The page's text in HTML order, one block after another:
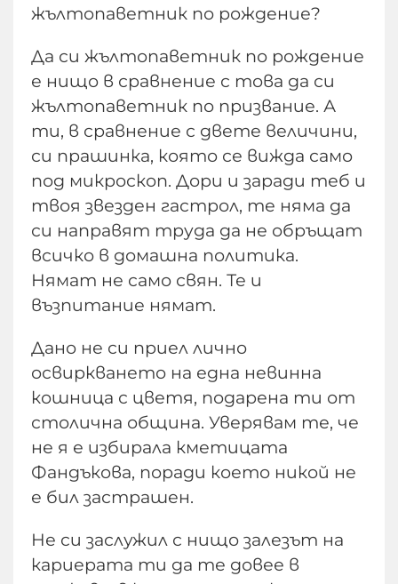
жълтопаветник по рождение?
Да си жълтопаветник по рождение
е нищо в сравнение с това да си
жълтопаветник по призвание. А
ти, в сравнение с двете величини,
си прашинка, която се вижда само
под микроскоп. Дори и заради теб и
твоя звезден гастрол, те няма да
си направят труда да не обръщат
всичко в домашна политика.
Нямат не само свян. Те и
възпитание нямат.
Дано не си приел лично
освиркването на една невинна
кошница с цветя, подарена ти от
столична община. Уверявам те, че
не я е избирала кметицата
Фандъкова, поради което никой не
е бил застрашен.
Не си заслужил с нищо залезът на
кариерата ти да те довее в